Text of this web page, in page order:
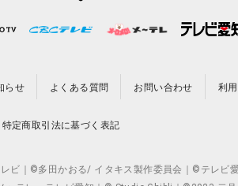
らせ よくある質問 お問い合わせ 利
特定商取引法に基づく表記
｜©多田かおる/ イタキス製作委員会｜©テレビ